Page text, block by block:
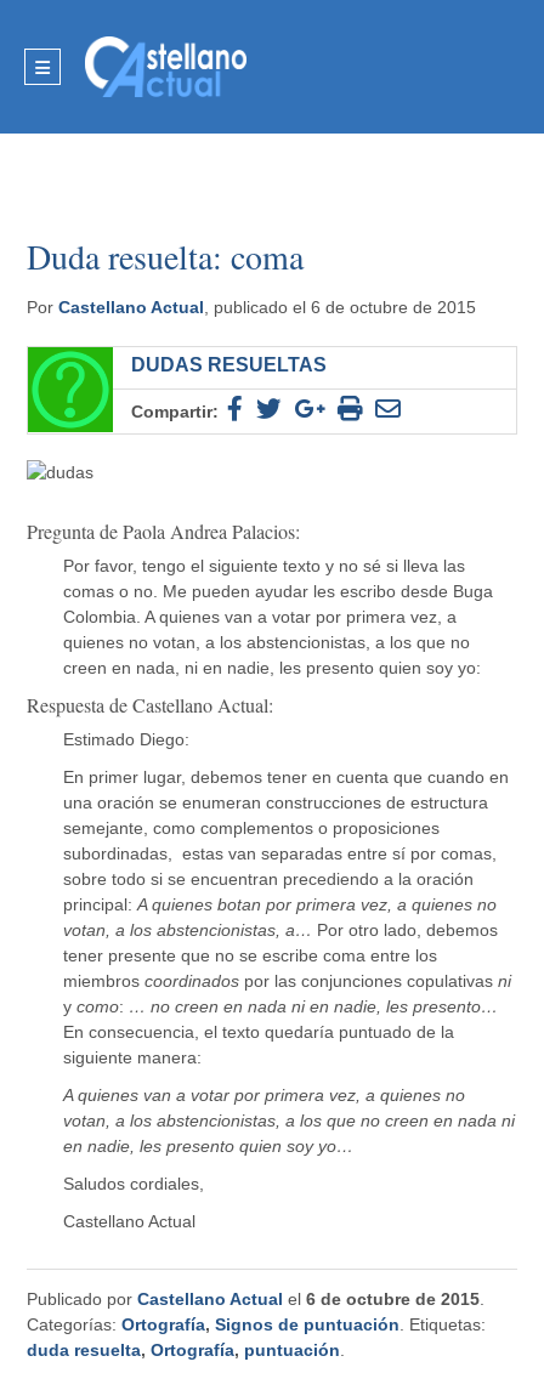
Duda resuelta: coma
PorCastellano Actual , publicado el 6 de octubre de 2015
DUDAS RESUELTAS
Compartir:
Pregunta de Paola Andrea Palacios:
Por favor, tengo el siguiente texto y no sé si lleva las
comas o no. Me pueden ayudar les escribo desde Buga
Colombia. A quienes van a votar por primera vez, a
quienes no votan, a los abstencionistas, a los que no
creen en nada, ni en nadie, les presento quien soy yo:
Respuesta de Castellano Actual:
Estimado Diego:
En primer lugar, debemos tener en cuenta que cuando en
una oración se enumeran construcciones de estructura
semejante, como complementos o proposiciones
subordinadas, estas van separadas entre sí por comas,
sobre todo si se encuentran precediendo a la oración
principal:A quienes botan por primera vez, a quienes no
votan, a los abstencionistas, a… Por otro lado, debemos
tener presente que no se escribe coma entre los
miembroscoordinados por las conjunciones copulativasni
ycomo: … no creen en nada ni en nadie, les presento…
En consecuencia, el texto quedaría puntuado de la
siguiente manera:
A quienes van a votar por primera vez, a quienes no
votan, a los abstencionistas, a los que no creen en nada ni
en nadie, les presento quien soy yo…
Saludos cordiales,
Castellano Actual
Publicado porCastellano Actual el6 de octubre de 2015
Categorías:Ortografía,Signos de puntuación . Etiquetas:
duda resuelta,Ortografía, puntuación